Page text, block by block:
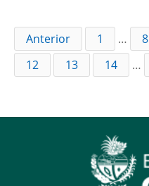
Anterior 1 … 8
12
13 14 …